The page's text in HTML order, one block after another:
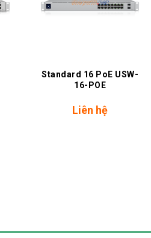
Standard 16 PoE USW-
16-POE
Liên hệ